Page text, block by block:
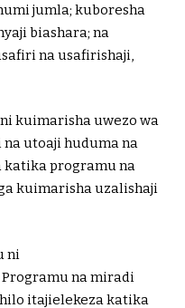
jumla; kuboresha
biashara; na
na usafirishaji,
kuimarisha uwezo wa
utoaji huduma na
katika programu na
kuimarisha uzalishaji
ni
na miradi
itajielekeza katika